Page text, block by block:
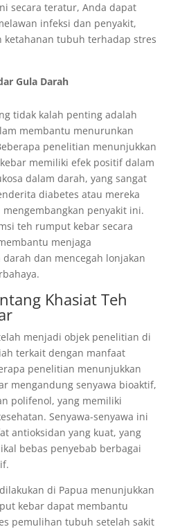
secara teratur, Anda dapat
infeksi dan penyakit,
ketahanan tubuh terhadap stres
Gula Darah
tidak kalah penting adalah
membantu menurunkan
penelitian menunjukkan
memiliki efek positif dalam
dalam darah, yang sangat
diabetes atau mereka
penyakit ini.
teh rumput kebar secara
menjaga
dan mencegah lonjakan
Khasiat Teh
menjadi objek penelitian di
terkait dengan manfaat
penelitian menunjukkan
mengandung senyawa bioaktif,
polifenol, yang memiliki
Senyawa-senyawa ini
antioksidan yang kuat, yang
bebas penyebab berbagai
di Papua menunjukkan
kebar dapat membantu
pemulihan tubuh setelah sakit